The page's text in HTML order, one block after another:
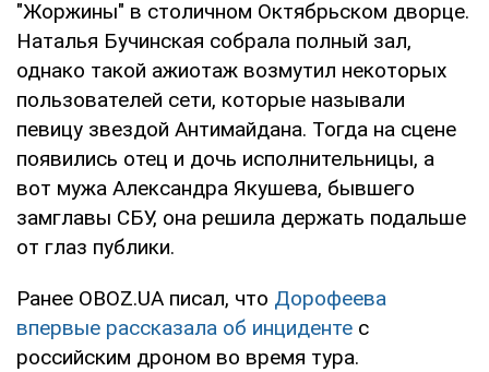
"Жоржины" в столичном Октябрьском дворце.
Наталья Бучинская собрала полный зал,
однако такой ажиотаж возмутил некоторых
пользователей сети, которые называли
певицу звездой Антимайдана. Тогда на сцене
появились отец и дочь исполнительницы, а
вот мужа Александра Якушева, бывшего
замглавы СБУ, она решила держать подальше
от глаз публики.
Ранее OBOZ.UA писал, что Дорофеева
впервые рассказала об инциденте с
российским дроном во время тура.